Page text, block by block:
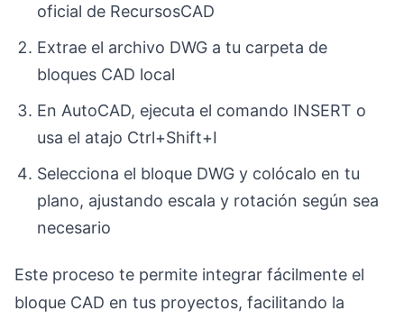
oficial de RecursosCAD
Extrae el archivo DWG a tu carpeta de
bloques CAD local
En AutoCAD, ejecuta el comando INSERT o
usa el atajo Ctrl+Shift+I
Selecciona el bloque DWG y colócalo en tu
plano, ajustando escala y rotación según sea
necesario
Este proceso te permite integrar fácilmente el
bloque CAD en tus proyectos, facilitando la